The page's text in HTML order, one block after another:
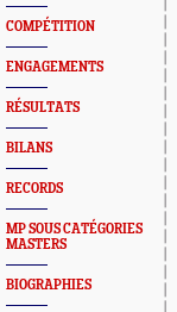
COMPÉTITION
ENGAGEMENTS
RÉSULTATS
BILANS
RECORDS
MP SOUS CATÉGORIES
MASTERS
BIOGRAPHIES